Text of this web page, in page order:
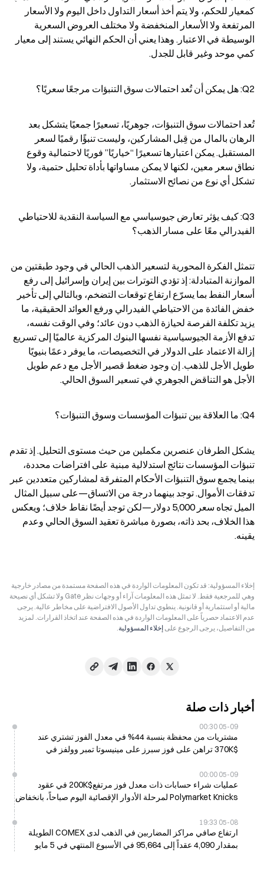
كمي موحد وغير قابل للجدل.
Q2: هل يمكن أن تُعد احتمالات سوق التنبؤات مرجعًا سعريًا؟
تشكل أي نوع من نصائح الاستثمار.
الفيدرالي معًا على مسار الذهب؟
الأجل هو التناقض الجوهري في تسعير السوق الحالي.
Q4: ما العلاقة بين تنبؤات المؤسسات وسوق التنبؤات؟
يقينه.
إخلاء المسؤولية: قد تكون المعلومات الواردة في هذه الصفحة مستمدة من مصادر خارجية
وهي للمرجعية فقط. لا تمثل هذه المعلومات آراء أو وجهات نظر Gate ولا تشكل أي نصيحة
مالية أو استثمارية أو قانونية. ينطوي تداول الأصول الافتراضية على مخاطر عالية. يرجى
عدم الاعتماد حصرياً على المعلومات الواردة في هذه الصفحة عند اتخاذ القرارات. لمزيد
من التفاصيل، يرجى الرجوع على إخلاء المسؤولية
أخبار ذات صلة
05-09 00:30
مشتريات من محفظة بنسبة 44% في معدل الفوز تشتري عند
$370K تراهن على فوز سبرز على مينيسوتا تمبر وولفز في
05-09 00:00
عمليات شراء حسابات ذات معدل فوز مرتفع$200K في عقود
Polymarket Knicks لمرحلة الأدوار الإقصائية اليوم صباحاً، بانخفاض
05-08 19:33
ارتفاع صافي مراكز المضاربين في الذهب لدى COMEX الطويلة
بمقدار 4,090 عقداً إلى 95,664 في الأسبوع المنتهي في 5 مايو